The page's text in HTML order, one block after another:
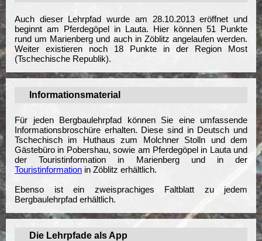
Auch dieser Lehrpfad wurde am 28.10.2013 eröffnet und
beginnt am Pferdegöpel in Lauta. Hier können 51 Punkte
rund um Marienberg und auch in Zöblitz angelaufen werden.
Weiter existieren noch 18 Punkte in der Region Most
(Tschechische Republik).
Informationsmaterial
Für jeden Bergbaulehrpfad können Sie eine umfassende
Informationsbroschüre erhalten. Diese sind in Deutsch und
Tschechisch im Huthaus zum Molchner Stolln und dem
Gästebüro in Pobershau, sowie am Pferdegöpel in Lauta und
der Touristinformation in Marienberg und in der
Touristinformation in Zöblitz erhältlich.
Ebenso ist ein zweisprachiges Faltblatt zu jedem
Bergbaulehrpfad erhältlich.
Die Lehrpfade als App